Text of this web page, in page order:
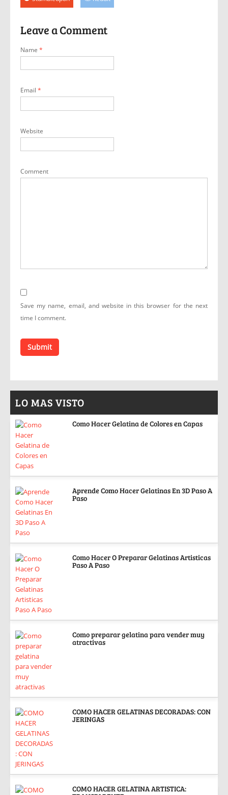
Leave a Comment
Name *
Email *
Website
Comment
Save my name, email, and website in this browser for the next
time I comment.
LO MAS VISTO
Como Hacer Gelatina de Colores en Capas
Aprende Como Hacer Gelatinas En 3D Paso A
Paso
Como Hacer O Preparar Gelatinas Artisticas
Paso A Paso
Como preparar gelatina para vender muy
atractivas
COMO HACER GELATINAS DECORADAS: CON
JERINGAS
COMO HACER GELATINA ARTISTICA: